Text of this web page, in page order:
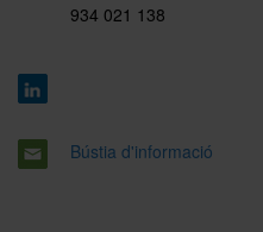
934 021 138
Bústia d'informació